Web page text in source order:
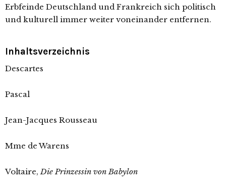
Erbfeinde Deutschland und Frankreich sich politisch
und kulturell immer weiter voneinander entfernen.
Inhaltsverzeichnis
Descartes
Pascal
Jean-Jacques Rousseau
Mme de Warens
Voltaire,Die Prinzessin von Babylon